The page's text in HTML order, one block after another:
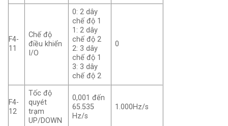
F4-
11
Chế độ
điều khiển
I/O
0: 2 dây
chế độ 1
1: 2 dây
chế độ 2
2: 3 dây
chế độ 1
3: 3 dây
chế độ 2
0
F4-
12
Tốc độ
quyét
trạm
UP/DOWN
0,001 đến
65.535
Hz/s
1.000Hz/s